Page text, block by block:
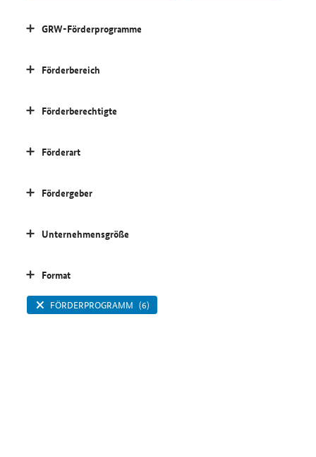
GRW-Förderprogramme
Förderbereich
Förderberechtigte
Förderart
Fördergeber
Unternehmensgröße
Format
FÖRDERPROGRAMM (6)